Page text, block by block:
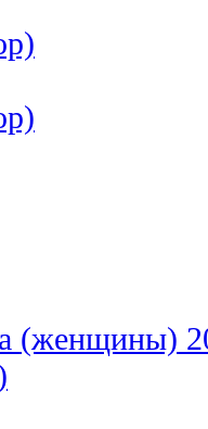
(женщины)